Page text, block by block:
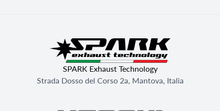
SPARK Exhaust Technology
Strada Dosso del Corso 2a, Mantova, Italia